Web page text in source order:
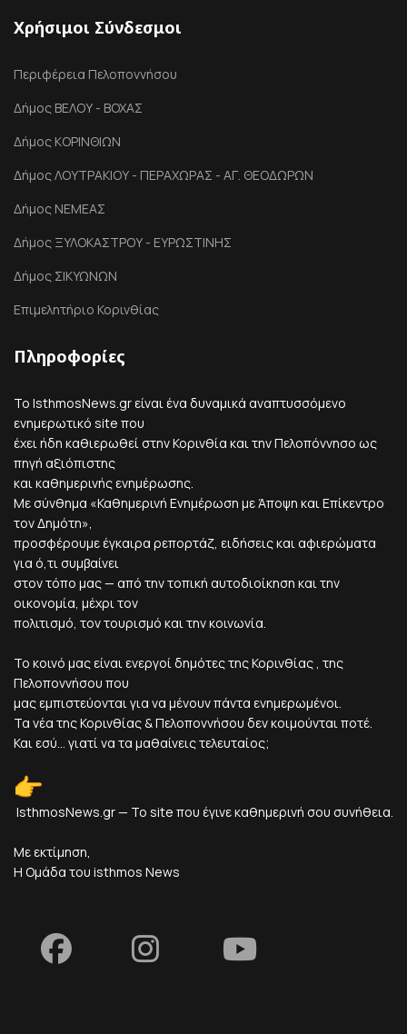
Χρήσιμοι Σύνδεσμοι
Περιφέρεια Πελοποννήσου
Δήμος ΒΕΛΟΥ - ΒΟΧΑΣ
Δήμος ΚΟΡΙΝΘΙΩΝ
Δήμος ΛΟΥΤΡΑΚΙΟΥ - ΠΕΡΑΧΩΡΑΣ - ΑΓ. ΘΕΟΔΩΡΩΝ
Δήμος ΝΕΜΕΑΣ
Δήμος ΞΥΛΟΚΑΣΤΡΟΥ - ΕΥΡΩΣΤΙΝΗΣ
Δήμος ΣΙΚΥΩΝΩΝ
Επιμελητήριο Κορινθίας
Πληροφορίες
Το IsthmosNews.gr είναι ένα δυναμικά αναπτυσσόμενο
ενημερωτικό site που
έχει ήδη καθιερωθεί στην Κορινθία και την Πελοπόννησο ως
πηγή αξιόπιστης
και καθημερινής ενημέρωσης.
Με σύνθημα «Καθημερινή Ενημέρωση με Άποψη και Επίκεντρο
τον Δημότη»,
προσφέρουμε έγκαιρα ρεπορτάζ, ειδήσεις και αφιερώματα
για ό,τι συμβαίνει
στον τόπο μας — από την τοπική αυτοδιοίκηση και την
οικονομία, μέχρι τον
πολιτισμό, τον τουρισμό και την κοινωνία.
Το κοινό μας είναι ενεργοί δημότες της Κορινθίας , της
Πελοποννήσου που
μας εμπιστεύονται για να μένουν πάντα ενημερωμένοι.
Τα νέα της Κορινθίας & Πελοποννήσου δεν κοιμούνται ποτέ.
Και εσύ... γιατί να τα μαθαίνεις τελευταίος;
IsthmosNews.gr — Το site που έγινε καθημερινή σου συνήθεια.
Με εκτίμηση,
Η Ομάδα του isthmos News